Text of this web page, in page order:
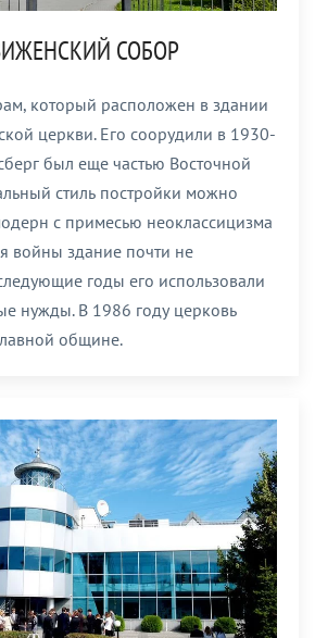
СОБОР
который расположен в здании
церкви. Его соорудили в 1930-
был еще частью Восточной
стиль постройки можно
с примесью неоклассицизма
войны здание почти не
годы его использовали
нужды. В 1986 году церковь
общине.